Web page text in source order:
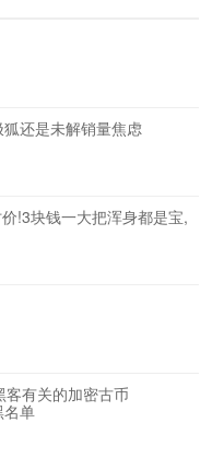
还是未解销量焦虑
!3块钱一大把浑身都是宝,
客有关的加密古币
名单